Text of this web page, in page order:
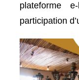
plateforme
participation